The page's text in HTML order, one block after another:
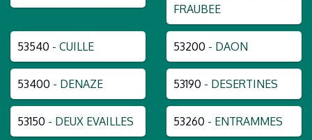
FRAUBEE
53540 - CUILLE 53200 - DAON
53400 - DENAZE 53190 - DESERTINES
53150 - DEUX EVAILLES 53260 - ENTRAMMES